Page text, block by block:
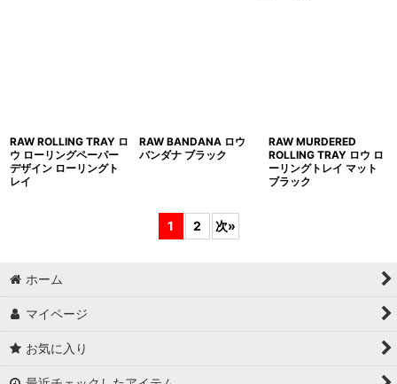
RAW ROLLING TRAY ロ
ウ ローリングペーパー
デザイン ローリングト
レイ
RAW BANDANA ロウ
バンダナ ブラック
RAW MURDERED
ROLLING TRAY ロウ ロ
ーリングトレイ マット
ブラック
1 2 次»
ホーム
マイページ
お気に入り